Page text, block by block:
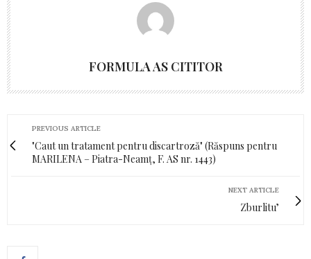
FORMULA AS CITITOR
PREVIOUS ARTICLE
"Caut un tratament pentru discartroză" (Răspuns pentru
MARILENA – Piatra-Neamț, F. AS nr. 1443)
NEXT ARTICLE
Zburlitu’